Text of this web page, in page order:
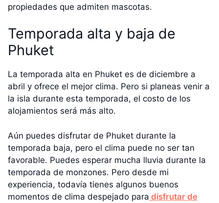
propiedades que admiten mascotas.
Temporada alta y baja de
Phuket
La temporada alta en Phuket es de diciembre a
abril y ofrece el mejor clima. Pero si planeas venir a
la isla durante esta temporada, el costo de los
alojamientos será más alto.
Aún puedes disfrutar de Phuket durante la
temporada baja, pero el clima puede no ser tan
favorable. Puedes esperar mucha lluvia durante la
temporada de monzones. Pero desde mi
experiencia, todavía tienes algunos buenos
momentos de clima despejado para disfrutar de